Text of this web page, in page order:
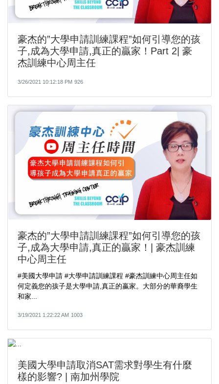
豪杰的”大學申請訓練課程”如何引導您的孩
子,成為大學申請,真正的贏家！Part 2| 豪
杰訓練中心周主任​​
3/26/2021 10:12:18 PM 926
豪杰的”大學申請訓練課程”如何引導您的孩
子,成為大學申請,真正的贏家！| 豪杰訓練
中心周主任​​
#美國大學申請​​​ #大學申請訓練課程​​​ #豪杰訓練中心周主任​​​如
何定義您的孩子是大學申請,真正的嬴家。大部分的華裔學生
和家...
3/19/2021 1:22:22 AM 1003
美國大學申請取消SAT需求對學生有什麼
樣的影響? | 南加州學院